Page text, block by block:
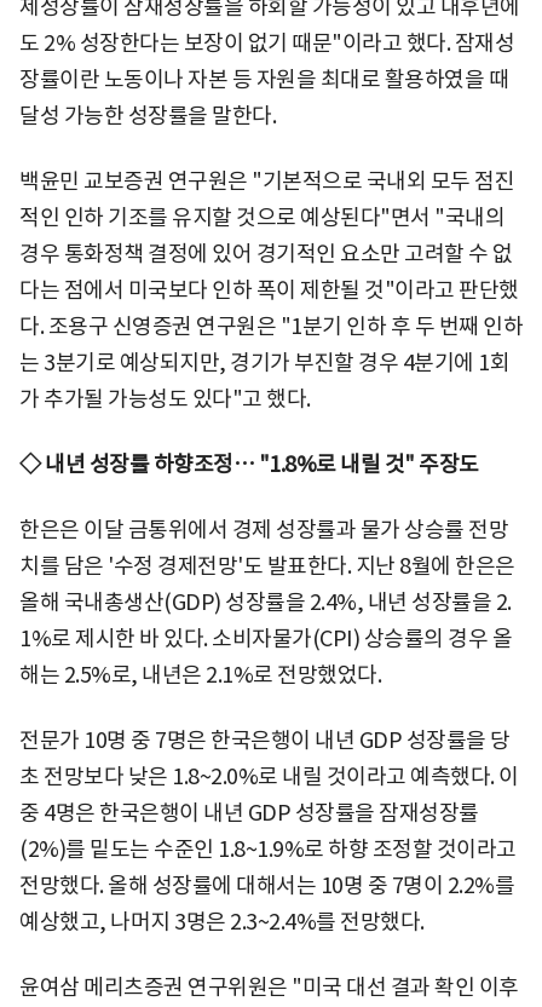
제성장률이 잠재성장률을 하회할 가능성이 있고 내후년에
도 2% 성장한다는 보장이 없기 때문"이라고 했다. 잠재성
장률이란 노동이나 자본 등 자원을 최대로 활용하였을 때
달성 가능한 성장률을 말한다.
백윤민 교보증권 연구원은 "기본적으로 국내외 모두 점진
적인 인하 기조를 유지할 것으로 예상된다"면서 "국내의
경우 통화정책 결정에 있어 경기적인 요소만 고려할 수 없
다는 점에서 미국보다 인하 폭이 제한될 것"이라고 판단했
다. 조용구 신영증권 연구원은 "1분기 인하 후 두 번째 인하
는 3분기로 예상되지만, 경기가 부진할 경우 4분기에 1회
가 추가될 가능성도 있다"고 했다.
◇ 내년 성장률 하향조정… "1.8%로 내릴 것" 주장도
한은은 이달 금통위에서 경제 성장률과 물가 상승률 전망
치를 담은 '수정 경제전망'도 발표한다. 지난 8월에 한은은
올해 국내총생산(GDP) 성장률을 2.4%, 내년 성장률을 2.
1%로 제시한 바 있다. 소비자물가(CPI) 상승률의 경우 올
해는 2.5%로, 내년은 2.1%로 전망했었다.
전문가 10명 중 7명은 한국은행이 내년 GDP 성장률을 당
초 전망보다 낮은 1.8~2.0%로 내릴 것이라고 예측했다. 이
중 4명은 한국은행이 내년 GDP 성장률을 잠재성장률
(2%)를 밑도는 수준인 1.8~1.9%로 하향 조정할 것이라고
전망했다. 올해 성장률에 대해서는 10명 중 7명이 2.2%를
예상했고, 나머지 3명은 2.3~2.4%를 전망했다.
윤여삼 메리츠증권 연구위원은 "미국 대선 결과 확인 이후